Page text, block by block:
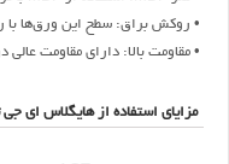
• روکش براق: سطح این ورق‌ها
• مقاومت بالا: دارای مقاومت
مزایای استفاده از هایگلاس ای جی